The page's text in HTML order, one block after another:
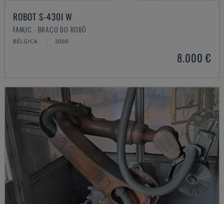
ROBOT S-430I W
FANUC - BRAÇO DO ROBÔ
BÉLGICA 2000
8.000 €